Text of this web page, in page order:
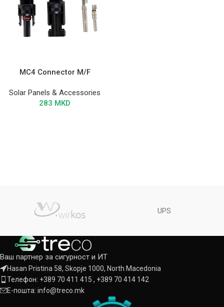
MC4 Connector M/F
Solar Panels & Accessories
283 MKD
UPS
Ваш партнер за сигурност и ИТ
Hasan Pristina 58, Skopje 1000, North Macedonia
Телефон: +389 70 411 415 , +389 70 414 142
Е-пошта: info@treco.mk